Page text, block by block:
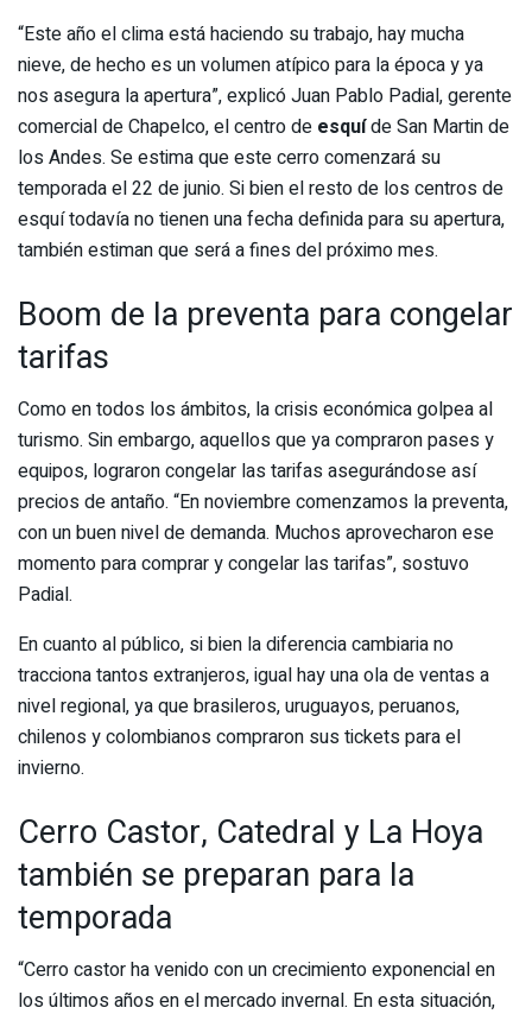
“Este año el clima está haciendo su trabajo, hay mucha
nieve, de hecho es un volumen atípico para la época y ya
nos asegura la apertura”, explicó Juan Pablo Padial, gerente
comercial de Chapelco, el centro de esquíde San Martin de
los Andes. Se estima que este cerro comenzará su
temporada el 22 de junio. Si bien el resto de los centros de
esquí todavía no tienen una fecha definida para su apertura,
también estiman que será a fines del próximo mes.
Boom de la preventa para congelar
tarifas
Como en todos los ámbitos, la crisis económica golpea al
turismo. Sin embargo, aquellos que ya compraron pases y
equipos, lograron congelar las tarifas asegurándose así
precios de antaño. “En noviembre comenzamos la preventa,
con un buen nivel de demanda. Muchos aprovecharon ese
momento para comprar y congelar las tarifas”, sostuvo
Padial.
En cuanto al público, si bien la diferencia cambiaria no
tracciona tantos extranjeros, igual hay una ola de ventas a
nivel regional, ya que brasileros, uruguayos, peruanos,
chilenos y colombianos compraron sus tickets para el
invierno.
Cerro Castor, Catedral y La Hoya
también se preparan para la
temporada
“Cerro castor ha venido con un crecimiento exponencial en
los últimos años en el mercado invernal. En esta situación,